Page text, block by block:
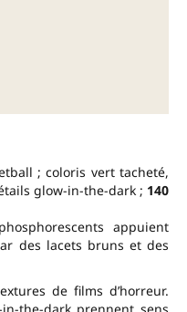
; coloris vert tacheté,
glow-in-the-dark ; 140
appuient
des lacets bruns et des
de films d’horreur.